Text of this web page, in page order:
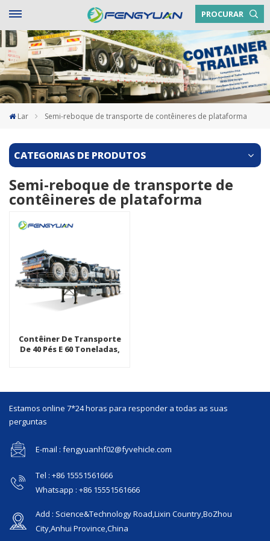
PROCURAR
Lar Semi-reboque de transporte de contêineres de plataforma
CATEGORIAS DE PRODUTOS
Semi-reboque de transporte de
contêineres de plataforma
Contêiner De Transporte
De 40 Pés E 60 Toneladas,
Estamos online 7*24 horas para responder a todas as suas
perguntas
E-mail : fengyuanhf02@fyvehicle.com
Tel : +86 15551561666
Whatsapp : +86 15551561666
Add : Science&Technology Road,Lixin Country,BoZhou
City,Anhui Province,China